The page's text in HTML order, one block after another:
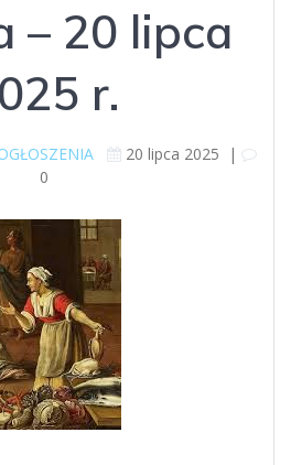
– 20 lipca
r.
20 lipca 2025 |
0